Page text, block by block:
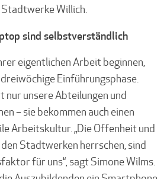
Willich.
sind selbstverständlich
eigentlichen Arbeit beginnen,
Einführungsphase.
nur unsere Abteilungen und
– sie bekommen auch einen
Arbeitskultur. „Die Offenheit und
Stadtwerken herrschen, sind
für uns“, sagt Simone Wilms.